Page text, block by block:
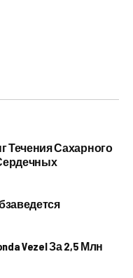
Течения Сахарного
Vezel За 2,5 Млн